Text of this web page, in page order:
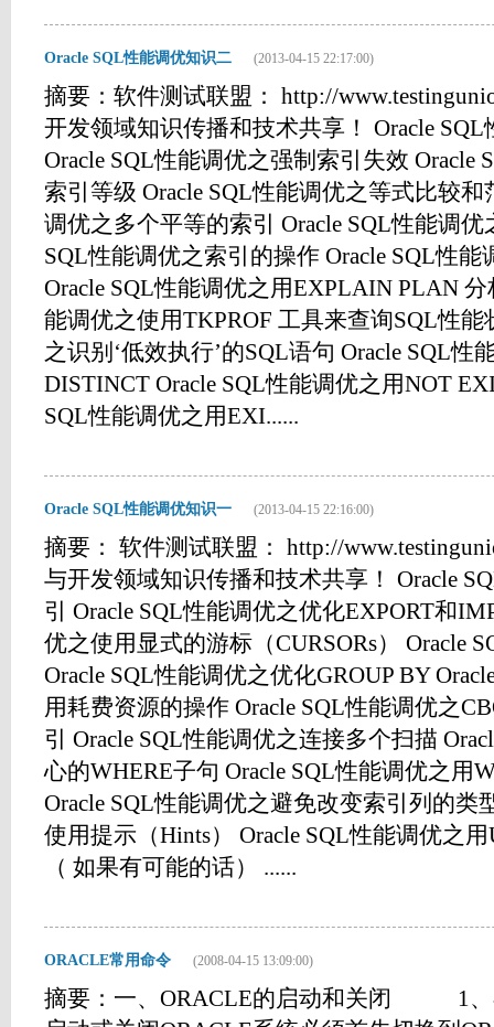
Oracle SQL性能调优知识二 (2013-04-15 22:17:00)
摘要：软件测试联盟： http://
开发领域知识传播和技术共享！ Oracle
Oracle SQL性能调优之强制索引失效 Oracle
索引等级 Oracle SQL性能调优之等式比较和
调优之多个平等的索引 Oracle SQL性能调优
SQL性能调优之索引的操作 Oracle SQL性
Oracle SQL性能调优之用EXPLAIN PLAN 分
能调优之使用TKPROF 工具来查询SQL性能
之识别‘低效执行’的SQL语句 Oracle SQL性
DISTINCT Oracle SQL性能调优之用NOT
SQL性能调优之用EXI......
Oracle SQL性能调优知识一 (2013-04-15 22:16:00)
摘要： 软件测试联盟： http://
与开发领域知识传播和技术共享！ Oracle
引 Oracle SQL性能调优之优化EXPORT和
优之使用显式的游标（CURSORs） Oracle
Oracle SQL性能调优之优化GROUP BY
用耗费资源的操作 Oracle SQL性能调优之
引 Oracle SQL性能调优之连接多个扫描
心的WHERE子句 Oracle SQL性能调优之用
Oracle SQL性能调优之避免改变索引列的类
使用提示（Hints） Oracle SQL性能调优之
（ 如果有可能的话） ......
ORACLE常用命令 (2008-04-15 13:09:00)
摘要：一、ORACLE的启动和关闭